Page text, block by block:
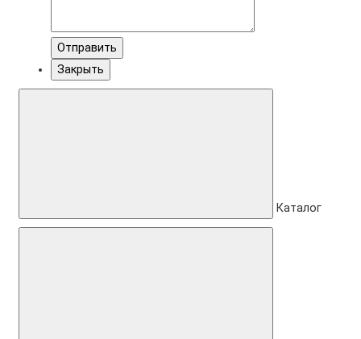
Отправить
Закрыть
Каталог